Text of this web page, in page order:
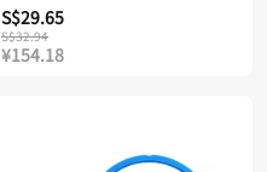
S$29.65
S$32.94
¥154.18